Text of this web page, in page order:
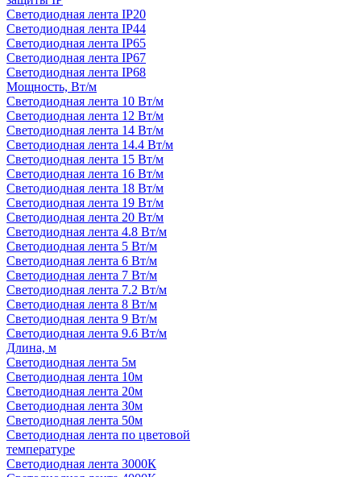
Светодиодная лента IP20
Светодиодная лента IP44
Светодиодная лента IP65
Светодиодная лента IP67
Светодиодная лента IP68
Мощность, Вт/м
Светодиодная лента 10 Вт/м
Светодиодная лента 12 Вт/м
Светодиодная лента 14 Вт/м
Светодиодная лента 14.4 Вт/м
Светодиодная лента 15 Вт/м
Светодиодная лента 16 Вт/м
Светодиодная лента 18 Вт/м
Светодиодная лента 19 Вт/м
Светодиодная лента 20 Вт/м
Светодиодная лента 4.8 Вт/м
Светодиодная лента 5 Вт/м
Светодиодная лента 6 Вт/м
Светодиодная лента 7 Вт/м
Светодиодная лента 7.2 Вт/м
Светодиодная лента 8 Вт/м
Светодиодная лента 9 Вт/м
Светодиодная лента 9.6 Вт/м
Длина, м
Светодиодная лента 5м
Светодиодная лента 10м
Светодиодная лента 20м
Светодиодная лента 30м
Светодиодная лента 50м
Светодиодная лента по цветовой
температуре
Светодиодная лента 3000К